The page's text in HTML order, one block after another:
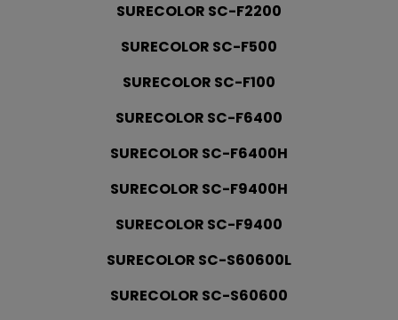
SURECOLOR SC-F2200
SURECOLOR SC-F500
SURECOLOR SC-F100
SURECOLOR SC-F6400
SURECOLOR SC-F6400H
SURECOLOR SC-F9400H
SURECOLOR SC-F9400
SURECOLOR SC-S60600L
SURECOLOR SC-S60600